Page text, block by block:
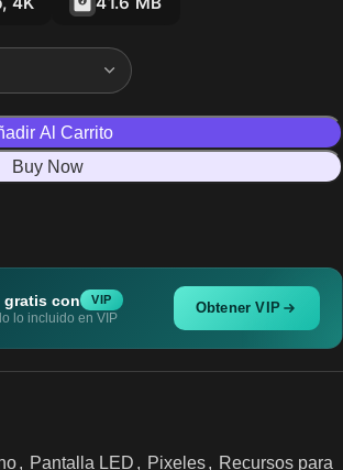
Al Carrito
Buy Now
gratis con VIP
lo incluido en VIP
Obtener VIP
, Pantalla LED , Pixeles, Recursos para